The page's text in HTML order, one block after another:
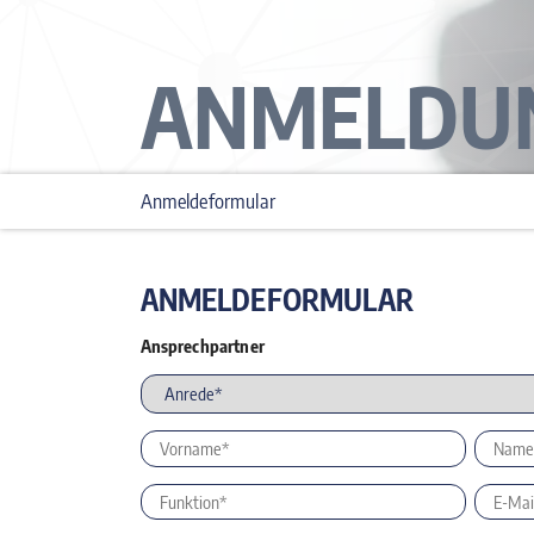
Anmeldeformular
ANMELDEFORMULAR
Ansprechpartner